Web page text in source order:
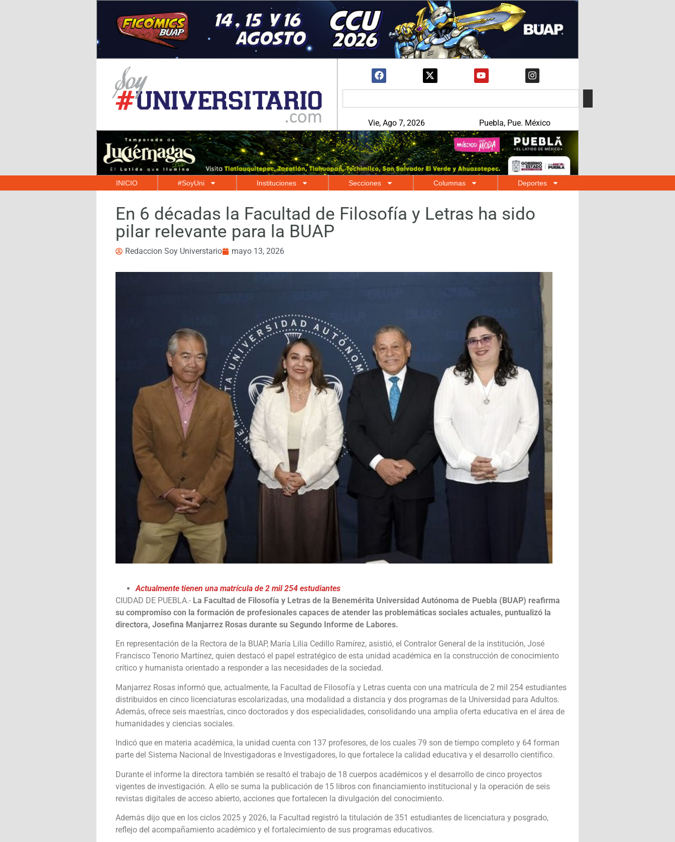
Vie, Ago 7, 2026 Puebla, Pue. México
INICIO #SoyUni Instituciones Secciones Columnas Deportes
En 6 décadas la Facultad de Filosofía y Letras ha sido
pilar relevante para la BUAP
Redaccion Soy Universtario mayo 13, 2026
Actualmente tienen una matrícula de 2 mil 254 estudiantes
CIUDAD DE PUEBLA.- La Facultad de Filosofía y Letras de la Benemérita Universidad Autónoma de Puebla (BUAP) reafirma
su compromiso con la formación de profesionales capaces de atender las problemáticas sociales actuales, puntualizó la
directora, Josefina Manjarrez Rosas durante su Segundo Informe de Labores.
En representación de la Rectora de la BUAP, María Lilia Cedillo Ramírez, asistió, el Contralor General de la institución, José
Francisco Tenorio Martínez, quien destacó el papel estratégico de esta unidad académica en la construcción de conocimiento
crítico y humanista orientado a responder a las necesidades de la sociedad.
Manjarrez Rosas informó que, actualmente, la Facultad de Filosofía y Letras cuenta con una matrícula de 2 mil 254 estudiantes
distribuidos en cinco licenciaturas escolarizadas, una modalidad a distancia y dos programas de la Universidad para Adultos.
Además, ofrece seis maestrías, cinco doctorados y dos especialidades, consolidando una amplia oferta educativa en el área de
humanidades y ciencias sociales.
Indicó que en materia académica, la unidad cuenta con 137 profesores, de los cuales 79 son de tiempo completo y 64 forman
parte del Sistema Nacional de Investigadoras e Investigadores, lo que fortalece la calidad educativa y el desarrollo científico.
Durante el informe la directora también se resaltó el trabajo de 18 cuerpos académicos y el desarrollo de cinco proyectos
vigentes de investigación. A ello se suma la publicación de 15 libros con financiamiento institucional y la operación de seis
revistas digitales de acceso abierto, acciones que fortalecen la divulgación del conocimiento.
Además dijo que en los ciclos 2025 y 2026, la Facultad registró la titulación de 351 estudiantes de licenciatura y posgrado,
reflejo del acompañamiento académico y el fortalecimiento de sus programas educativos.